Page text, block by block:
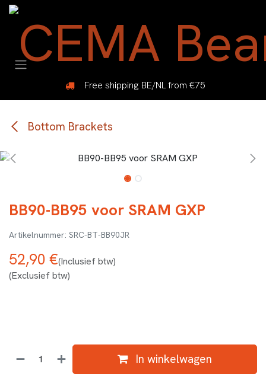
Overslaan naar inhoud
Free shipping BE/NL from €75
Bottom Brackets
BB90-BB95 voor SRAM GXP
SRC-BT-BB90JR
52,90 €(Inclusief btw)
(Exclusief btw)
In winkelwagen